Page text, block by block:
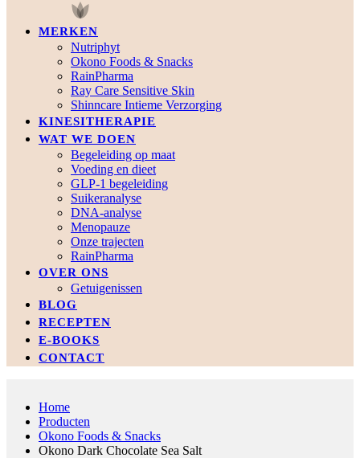
MERKEN
Nutriphyt
Okono Foods & Snacks
RainPharma
Ray Care Sensitive Skin
Shinncare Intieme Verzorging
KINESITHERAPIE
WAT WE DOEN
Begeleiding op maat
Voeding en dieet
GLP-1 begeleiding
Suikeranalyse
DNA-analyse
Menopauze
Onze trajecten
RainPharma
OVER ONS
Getuigenissen
BLOG
RECEPTEN
E-BOOKS
CONTACT
Home
Producten
Okono Foods & Snacks
Okono Dark Chocolate Sea Salt